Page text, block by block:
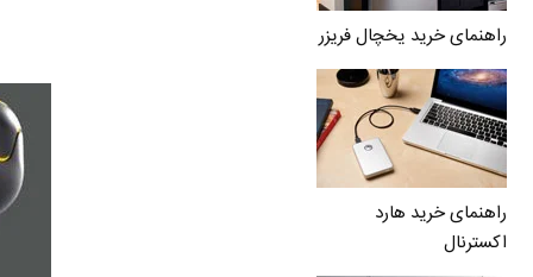
راهنمای خرید یخچال فریزر
راهنمای خرید هارد
اکسترنال